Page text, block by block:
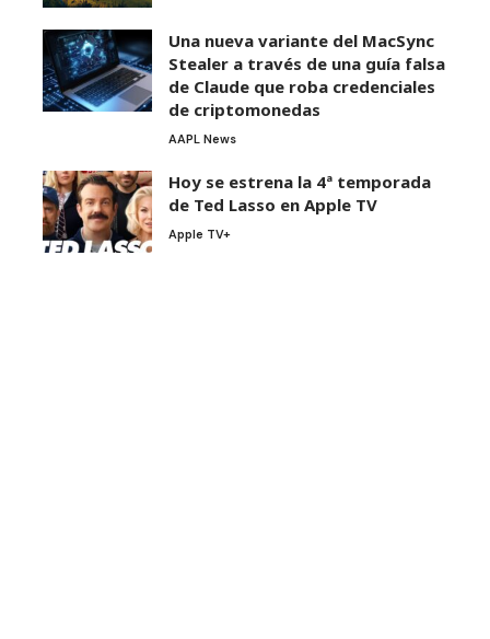
Una nueva variante del MacSync
Stealer a través de una guía falsa
de Claude que roba credenciales
de criptomonedas
AAPL News
Hoy se estrena la 4ª temporada
de Ted Lasso en Apple TV
Apple TV+